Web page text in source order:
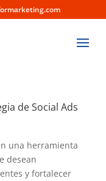
de Social Ads
una herramienta
desean
y fortalecer